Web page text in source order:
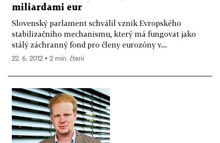
miliardami eur
Slovenský parlament schválil vznik Evropského
stabilizačního mechanismu, který má fungovat jako
stálý záchranný fond pro členy eurozóny v...
22. 6. 2012 ▪ 2 min. čtení